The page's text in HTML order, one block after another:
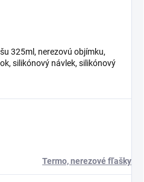
325ml, nerezovú objímku,
silikónový návlek, silikónový
Termo, nerezové fľašky